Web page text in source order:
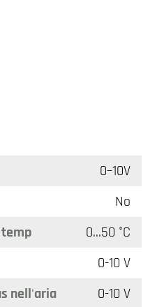
0–10V
No
0…50 °C
0-10 V
nell'aria
0-10 V